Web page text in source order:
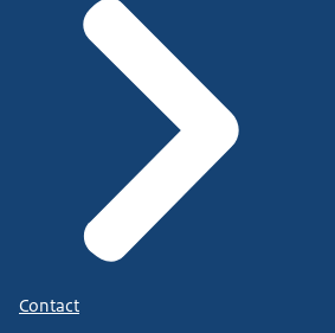
Contact